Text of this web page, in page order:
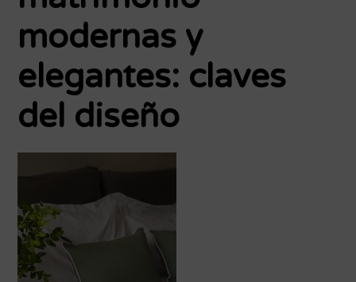
modernas y
elegantes: claves
del diseño